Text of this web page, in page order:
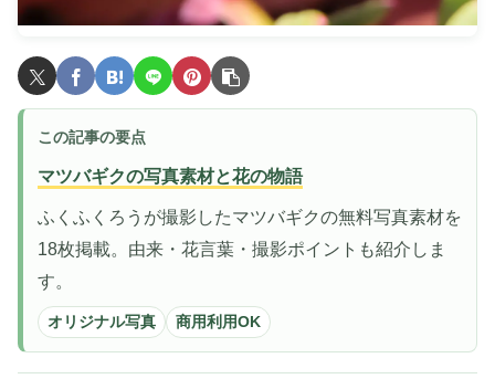
この記事の要点
マツバギクの写真素材と花の物語
ふくふくろうが撮影したマツバギクの無料写真素材を
18枚掲載。由来・花言葉・撮影ポイントも紹介しま
す。
オリジナル写真 商用利用OK